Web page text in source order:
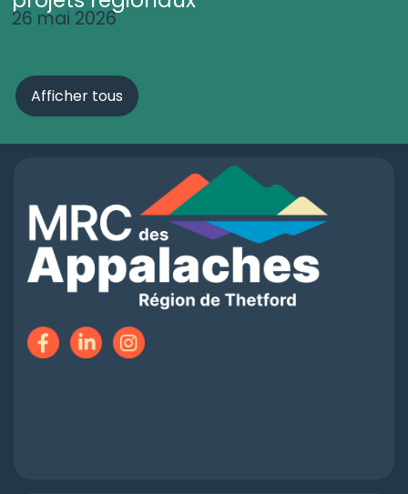
26 mai 2026
Afficher tous